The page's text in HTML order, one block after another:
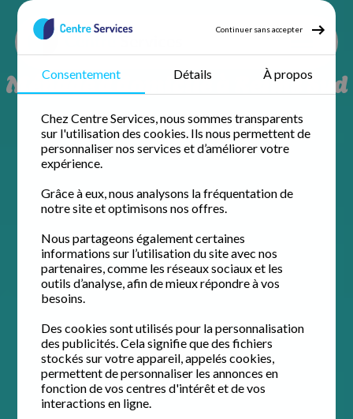
Continuer sans accepter
Consentement Détails À propos
Chez Centre Services, nous sommes transparents
sur l'utilisation des cookies. Ils nous permettent de
personnaliser nos services et d’améliorer votre
expérience.
Grâce à eux, nous analysons la fréquentation de
notre site et optimisons nos offres.
Nous partageons également certaines
informations sur l’utilisation du site avec nos
partenaires, comme les réseaux sociaux et les
outils d’analyse, afin de mieux répondre à vos
besoins.
Des cookies sont utilisés pour la personnalisation
des publicités. Cela signifie que des fichiers
stockés sur votre appareil, appelés cookies,
permettent de personnaliser les annonces en
fonction de vos centres d'intérêt et de vos
interactions en ligne.
Ménage à domicile à Reims Sud